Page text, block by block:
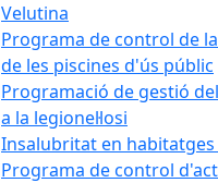
Velutina
Programa de control de
de les piscines d'ús públic
Programació de gestió
a la legionel·losi
Insalubritat en habitatges
Programa de control